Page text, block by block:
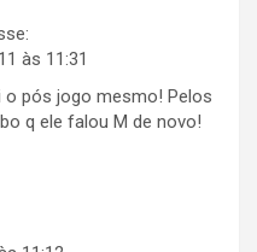
às 11:31
o pós jogo mesmo! Pelos
q ele falou M de novo!